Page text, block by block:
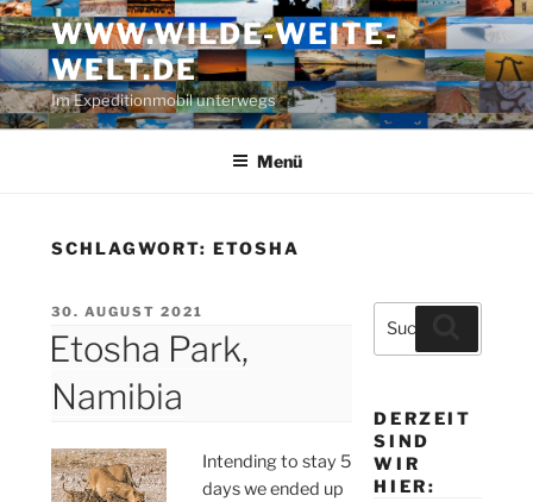
Zum
Inhalt
springen
WWW.WILDE-WEITE-
WELT.DE
Im Expeditionmobil unterwegs
Menü
SCHLAGWORT: ETOSHA
VERÖFFENTLICHT
30. AUGUST 2021
Etosha Park,
Namibia
Intending to stay 5
days we ended up
Suche
nach:
DERZEIT
SIND
WIR
HIER: